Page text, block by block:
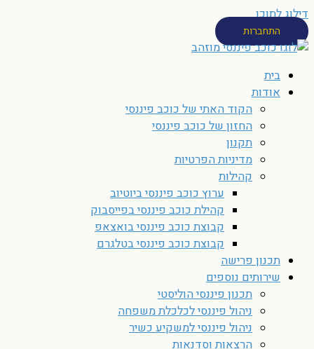
דילוג לתוכן
התחברות
בית
אודות
הקוד האתי של כוכב פיננסי
החזון של כוכב פיננסי
תקנון
מדיניות הפרטיות
קהילות
ערוץ כוכב פיננסי ביוטיוב
קהילת כוכב פיננסי בפייסבוק
קבוצת כוכב פיננסי בואצאפ
קבוצת כוכב פיננסי בטלגרם
תכנון פרישה
שירותים נוספים
תכנון פיננסי הוליסטי
ניהול פיננסי לכלכלת משפחה
ניהול פיננסי למשקיע כשיר
הרצאות וסדנאות